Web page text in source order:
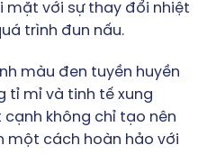
mặt với sự thay đổi nhiệt
trình đun nấu.
màu đen tuyền huyền
tỉ mỉ và tinh tế xung
cạnh không chỉ tạo nên
một cách hoàn hảo với